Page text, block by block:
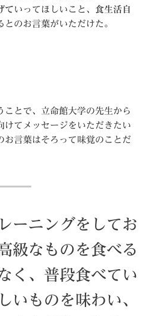
て いってほしいこと、 食生活自
とのお言葉がいただけた。
ことで、立命館大学の先生から
けてメッセージをいただきたい
お言葉はそろって味覚のことだ
ーニングをしてお
級なものを食べる
く、普段食べてい
いものを味わい、